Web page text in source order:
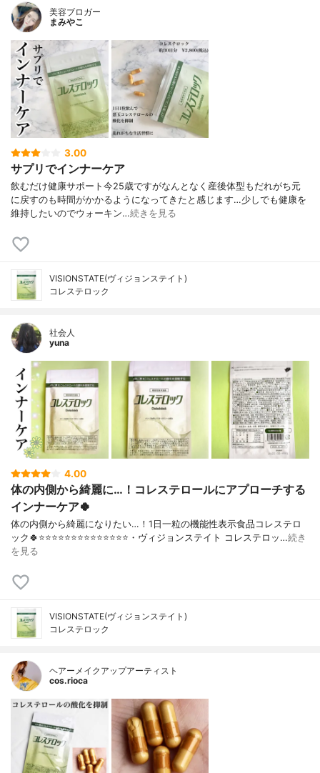
美容ブロガー
まみやこ
3.00
サプリでインナーケア
飲むだけ健康サポート⁡⁡今25歳ですがなんとなく産後体型もだれがち元
に戻すのも時間がかかるようになってきたと感じます…⁡⁡少しでも健康を
維持したいのでウォーキン…続きを見る
VISIONSTATE(ヴィジョンステイト)
コレステロック
社会人
yuna
4.00
体の内側から綺麗に…！コレステロールにアプローチする
インナーケア🍀
体の内側から綺麗になりたい…！1日一粒の機能性表示食品コレステロ
ック🍀⭐️⭐️⭐️⭐️⭐️⭐️⭐️⭐️⭐️⭐️⭐️⭐️⭐️⭐️・ヴィジョンステイト コレステロッ…続き
を見る
VISIONSTATE(ヴィジョンステイト)
コレステロック
ヘアーメイクアップアーティスト
cos.rioca